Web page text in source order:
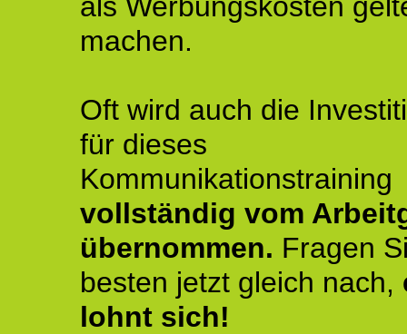
machen.
Oft wird auch die
für dieses
Kommunikationstraining
vollständig vom
übernommen. Fragen
besten jetzt gleich nach,
lohnt sich!